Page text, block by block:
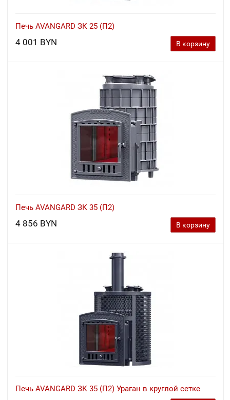
Печь AVANGARD ЗК 25 (П2)
4 001 BYN В корзину
Печь AVANGARD ЗК 35 (П2)
4 856 BYN В корзину
Печь AVANGARD ЗК 35 (П2) Ураган в круглой сетке